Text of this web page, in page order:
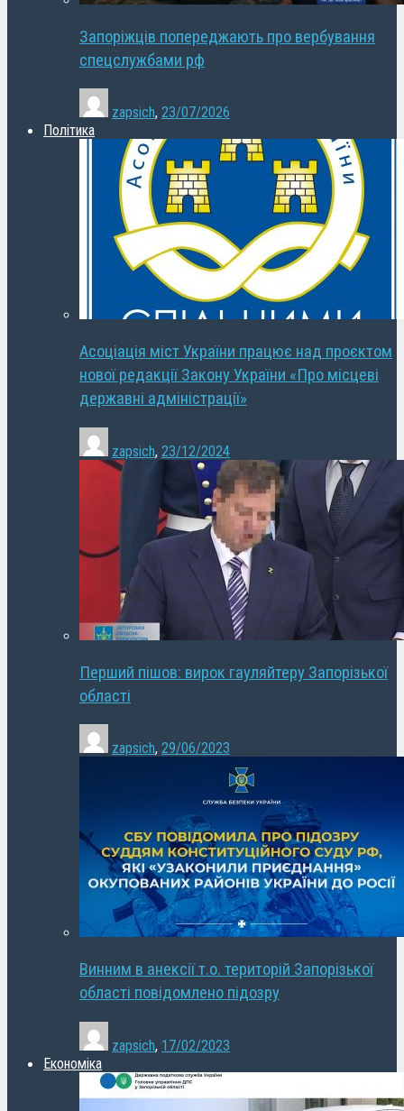
Запоріжців попереджають про вербування
спецслужбами рф
zapsich, 23/07/2026
Політика
Асоціація міст України працює над проєктом
нової редакції Закону України «Про місцеві
державні адміністрації»
zapsich, 23/12/2024
Перший пішов: вирок гауляйтеру Запорізької
області
zapsich, 29/06/2023
Винним в анексії т.о. територій Запорізької
області повідомлено підозру
zapsich, 17/02/2023
Економіка